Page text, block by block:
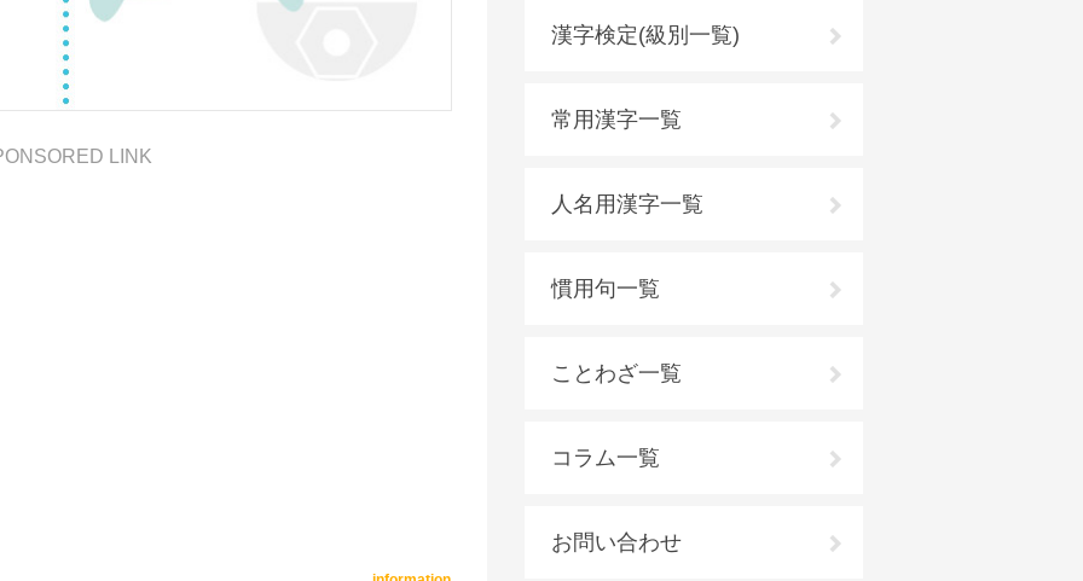
LINK
漢字検定(級別一覧)
常用漢字一覧
人名用漢字一覧
慣用句一覧
ことわざ一覧
コラム一覧
お問い合わせ